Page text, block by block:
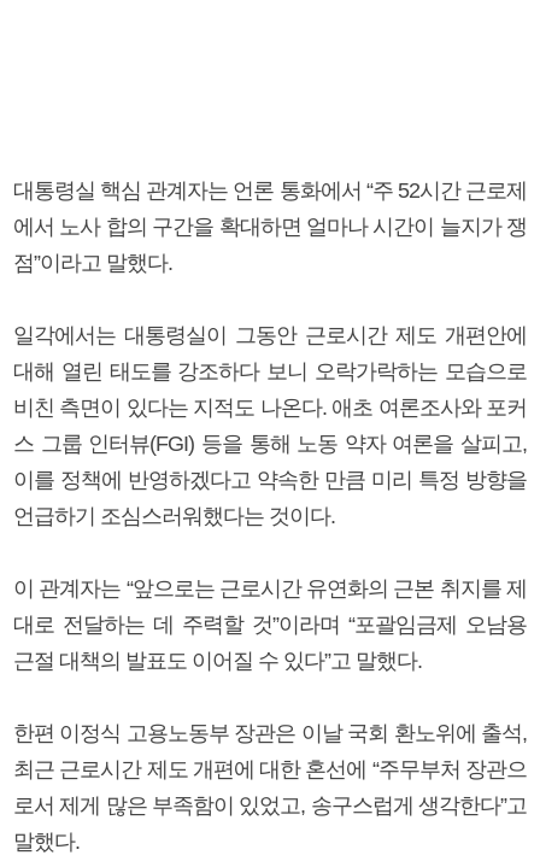
대통령실 핵심 관계자는 언론 통화에서 “주 52시간 근로제
에서 노사 합의 구간을 확대하면 얼마나 시간이 늘지가 쟁
점”이라고 말했다.
일각에서는 대통령실이 그동안 근로시간 제도 개편안에
대해 열린 태도를 강조하다 보니 오락가락하는 모습으로
비친 측면이 있다는 지적도 나온다. 애초 여론조사와 포커
스 그룹 인터뷰(FGI) 등을 통해 노동 약자 여론을 살피고,
이를 정책에 반영하겠다고 약속한 만큼 미리 특정 방향을
언급하기 조심스러워했다는 것이다.
이 관계자는 “앞으로는 근로시간 유연화의 근본 취지를 제
대로 전달하는 데 주력할 것”이라며 “포괄임금제 오남용
근절 대책의 발표도 이어질 수 있다”고 말했다.
한편 이정식 고용노동부 장관은 이날 국회 환노위에 출석,
최근 근로시간 제도 개편에 대한 혼선에 “주무부처 장관으
로서 제게 많은 부족함이 있었고, 송구스럽게 생각한다”고
말했다.